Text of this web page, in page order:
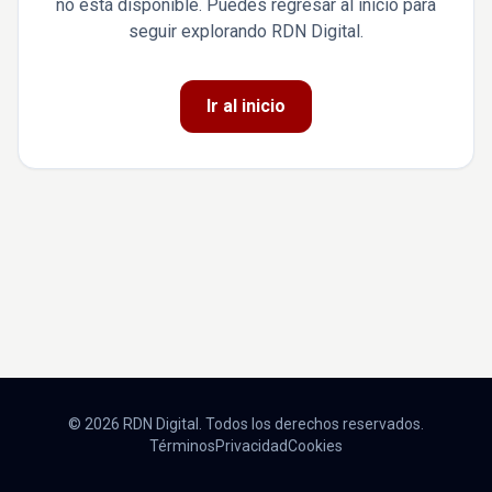
no está disponible. Puedes regresar al inicio para
seguir explorando RDN Digital.
Ir al inicio
© 2026 RDN Digital. Todos los derechos reservados.
TérminosPrivacidadCookies